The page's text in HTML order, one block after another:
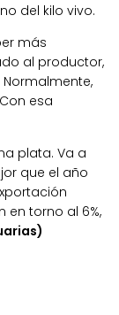
del kilo vivo.
más
al productor,
Normalmente,
esa
plata. Va a
que el año
torno al 6%,